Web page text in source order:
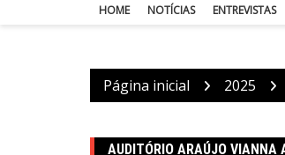
HOME NOTÍCIAS ENTREVISTAS
Página inicial 2025
AUDITÓRIO ARAÚJO VIANNA